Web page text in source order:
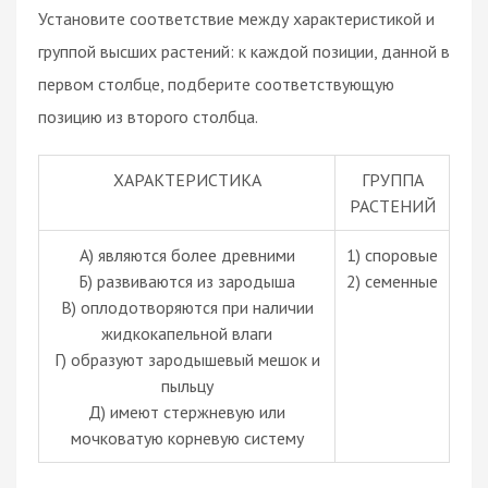
Установите соответствие между характеристикой и
группой высших растений: к каждой позиции, данной в
первом столбце, подберите соответствующую
позицию из второго столбца.
ХАРАКТЕРИСТИКА
ГРУППА
РАСТЕНИЙ
А) являются более древними
Б) развиваются из зародыша
В) оплодотворяются при наличии
жидкокапельной влаги
Г) образуют зародышевый мешок и
пыльцу
Д) имеют стержневую или
мочковатую корневую систему
1) споровые
2) семенные